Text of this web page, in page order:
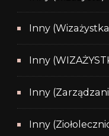
Inny
Inny
Inny
Inny